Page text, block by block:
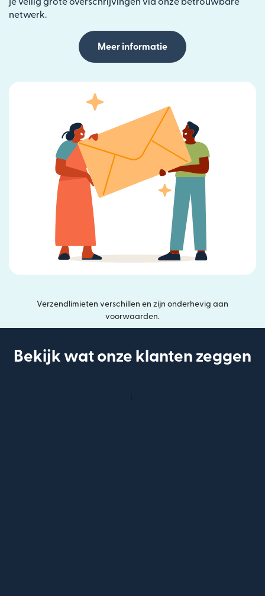
netwerk.
Meer informatie
Verzendlimieten verschillen en zijn onderhevig aan
voorwaarden.
Bekijk wat onze klanten zeggen